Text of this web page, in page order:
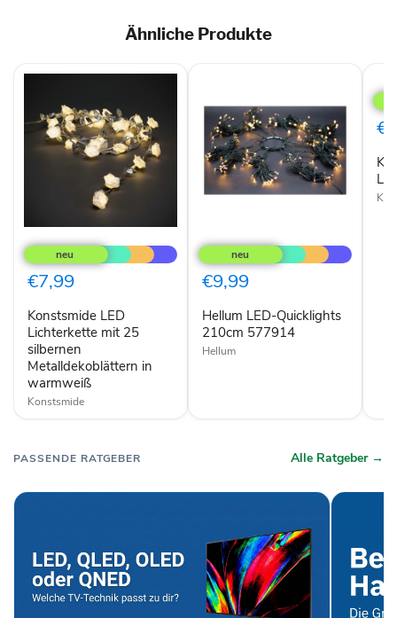
Ähnliche Produkte
Konstsmide
LED
Lichterkette
mit
25
Metalldekoblättern
in
warmweiß
€7,99
Konstsmide LED
Lichterkette mit 25
silbernen
Metalldekoblättern in
warmweiß
Konstsmide
LED-
Quicklights
210cm
577914
€9,99
Hellum LED-Quicklights
210cm 577914
Hellum
PASSENDE RATGEBER Alle Ratgeber →